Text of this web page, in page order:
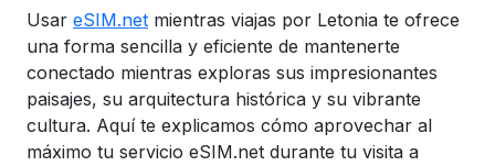
Usar eSIM.net mientras viajas por Letonia te ofrece
una forma sencilla y eficiente de mantenerte
conectado mientras exploras sus impresionantes
paisajes, su arquitectura histórica y su vibrante
cultura. Aquí te explicamos cómo aprovechar al
máximo tu servicio eSIM.net durante tu visita a